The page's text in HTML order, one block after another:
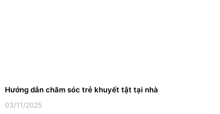
Hướng dẫn chăm sóc trẻ khuyết tật tại nhà
03/11/2025